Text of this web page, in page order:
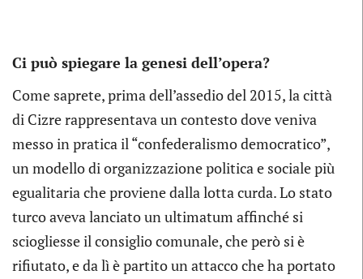
Ci può spiegare la genesi dell’opera?
Come saprete, prima dell’assedio del 2015, la città
di Cizre rappresentava un contesto dove veniva
messo in pratica il “confederalismo democratico”,
un modello di organizzazione politica e sociale più
egualitaria che proviene dalla lotta curda. Lo stato
turco aveva lanciato un ultimatum affinché si
sciogliesse il consiglio comunale, che però si è
rifiutato, e da lì è partito un attacco che ha portato